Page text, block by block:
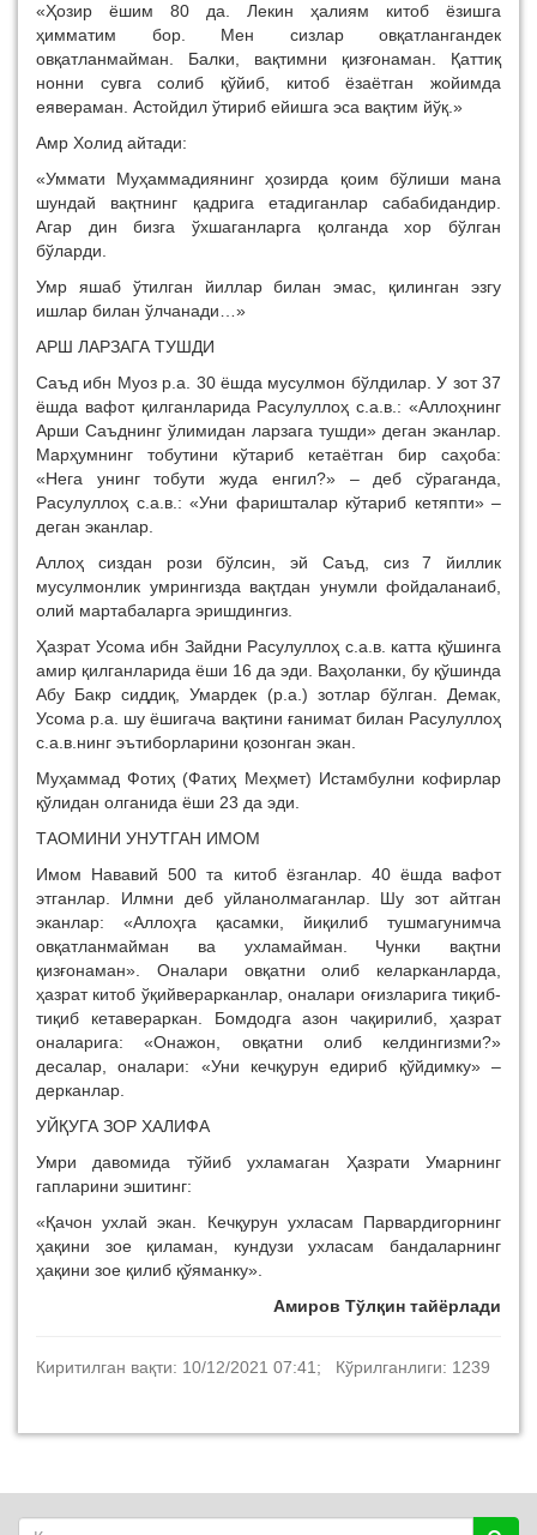
«Ҳозир ёшим 80 да. Лекин ҳалиям китоб ёзишга
ҳимматим бор. Мен сизлар овқатлангандек
овқатланмайман. Балки, вақтимни қизғонаман. Қаттиқ
нонни сувга солиб қўйиб, китоб ёзаётган жойимда
еявераман. Астойдил ўтириб ейишга эса вақтим йўқ.»
Амр Холид айтади:
«Уммати Муҳаммадиянинг ҳозирда қоим бўлиши мана
шундай вақтнинг қадрига етадиганлар сабабидандир.
Агар дин бизга ўхшаганларга қолганда хор бўлган
бўларди.
Умр яшаб ўтилган йиллар билан эмас, қилинган эзгу
ишлар билан ўлчанади…»
АРШ ЛАРЗАГА ТУШДИ
Саъд ибн Муоз р.а. 30 ёшда мусулмон бўлдилар. У зот 37
ёшда вафот қилганларида Расулуллоҳ с.а.в.: «Аллоҳнинг
Арши Саъднинг ўлимидан ларзага тушди» деган эканлар.
Марҳумнинг тобутини кўтариб кетаётган бир саҳоба:
«Нега унинг тобути жуда енгил?» – деб сўраганда,
Расулуллоҳ с.а.в.: «Уни фаришталар кўтариб кетяпти» –
деган эканлар.
Аллоҳ сиздан рози бўлсин, эй Саъд, сиз 7 йиллик
мусулмонлик умрингизда вақтдан унумли фойдаланаиб,
олий мартабаларга эришдингиз.
Ҳазрат Усома ибн Зайдни Расулуллоҳ с.а.в. катта қўшинга
амир қилганларида ёши 16 да эди. Ваҳоланки, бу қўшинда
Абу Бакр сиддиқ, Умардек (р.а.) зотлар бўлган. Демак,
Усома р.а. шу ёшигача вақтини ғанимат билан Расулуллоҳ
с.а.в.нинг эътиборларини қозонган экан.
Муҳаммад Фотиҳ (Фатиҳ Меҳмет) Истамбулни кофирлар
қўлидан олганида ёши 23 да эди.
ТАОМИНИ УНУТГАН ИМОМ
Имом Нававий 500 та китоб ёзганлар. 40 ёшда вафот
этганлар. Илмни деб уйланолмаганлар. Шу зот айтган
эканлар: «Аллоҳга қасамки, йиқилиб тушмагунимча
овқатланмайман ва ухламайман. Чунки вақтни
қизғонаман». Оналари овқатни олиб келарканларда,
ҳазрат китоб ўқийверарканлар, оналари оғизларига тиқиб-
тиқиб кетавераркан. Бомдодга азон чақирилиб, ҳазрат
оналарига: «Онажон, овқатни олиб келдингизми?»
десалар, оналари: «Уни кечқурун едириб қўйдимку» –
дерканлар.
УЙҚУГА ЗОР ХАЛИФА
Умри давомида тўйиб ухламаган Ҳазрати Умарнинг
гапларини эшитинг:
«Қачон ухлай экан. Кечқурун ухласам Парвардигорнинг
ҳақини зое қиламан, кундузи ухласам бандаларнинг
ҳақини зое қилиб қўяманку».
Амиров Тўлқин тайёрлади
Киритилган вақти: 10/12/2021 07:41; Кўрилганлиги: 1239